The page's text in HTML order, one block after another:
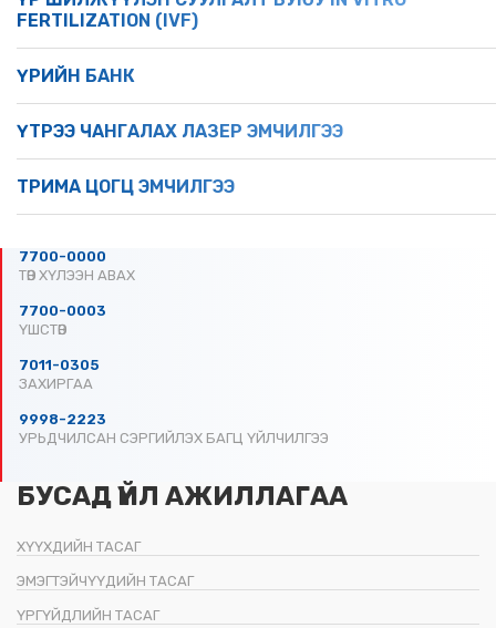
FERTILIZATION (IVF)
ҮРИЙН БАНК
ҮТРЭЭ ЧАНГАЛАХ ЛАЗЕР ЭМЧИЛГЭЭ
ТРИМА ЦОГЦ ЭМЧИЛГЭЭ
7700-0000
ТӨВ ХҮЛЭЭН АВАХ
7700-0003
ҮШСТӨВ
7011-0305
ЗАХИРГАА
9998-2223
УРЬДЧИЛСАН СЭРГИЙЛЭХ БАГЦ ҮЙЛЧИЛГЭЭ
БУСАД ҮЙЛ АЖИЛЛАГАА
ХҮҮХДИЙН ТАСАГ
ЭМЭГТЭЙЧҮҮДИЙН ТАСАГ
ҮРГҮЙДЛИЙН ТАСАГ